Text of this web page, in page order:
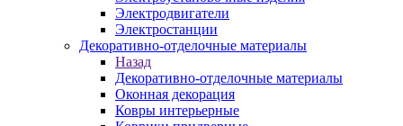
Электродвигатели
Электростанции
Декоративно-отделочные материалы
Назад
Декоративно-отделочные материалы
Оконная декорация
Ковры интерьерные